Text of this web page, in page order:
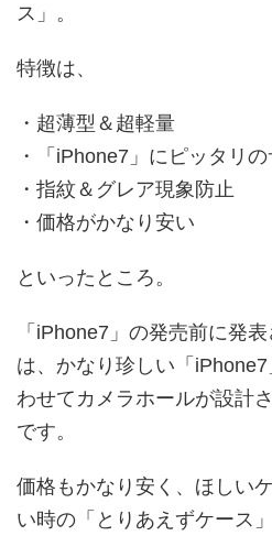
ス」。
特徴は、
・超薄型＆超軽量
・「iPhone7」にピッタリ
・指紋＆グレア現象防止
・価格がかなり安い
といったところ。
「iPhone7」の発売前に発
は、かなり珍しい「
わせてカメラホールが設計
です。
価格もかなり安く、ほしい
い時の「とりあえずケース